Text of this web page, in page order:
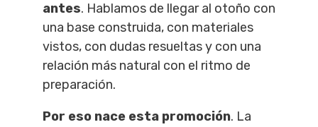
antes. Hablamos de llegar al otoño con
una base construida, con materiales
vistos, con dudas resueltas y con una
relación más natural con el ritmo de
preparación.
Por eso nace esta promoción. La